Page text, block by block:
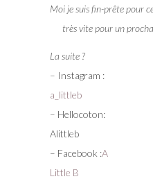
Moi je suis fin-prête pour
très vite pour un
La suite ?
– Instagram :
a_littleb
– Hellocoton:
Alittleb
– Facebook :A
Little B